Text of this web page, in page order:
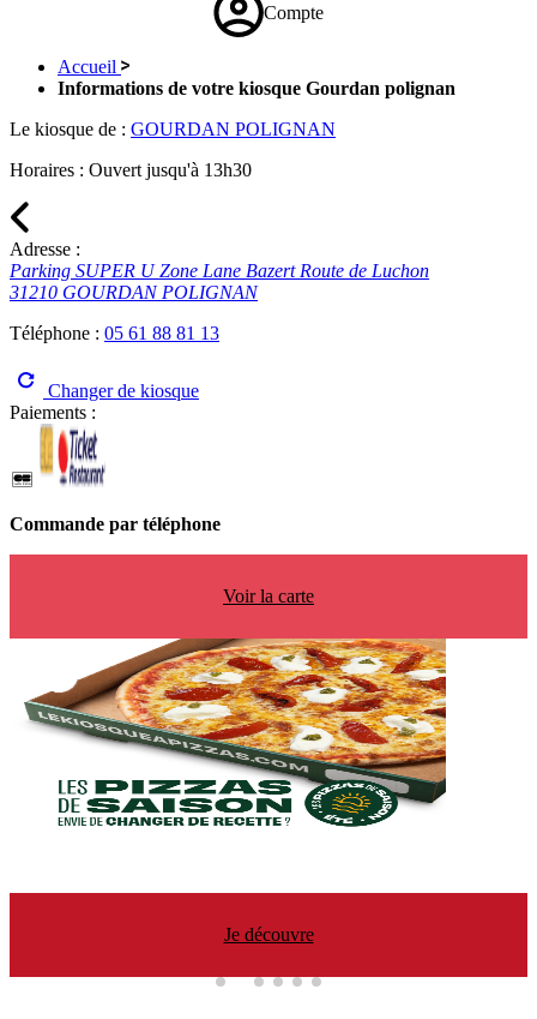
Compte
Accueil
Informations de votre kiosque Gourdan polignan
Le kiosque de : GOURDAN POLIGNAN
Horaires : Ouvert jusqu'à 13h30
Adresse :
Parking SUPER U Zone Lane Bazert Route de Luchon
31210 GOURDAN POLIGNAN
Téléphone : 05 61 88 81 13
Changer de kiosque
Paiements :
Commande par téléphone
Voir la carte
Je découvre